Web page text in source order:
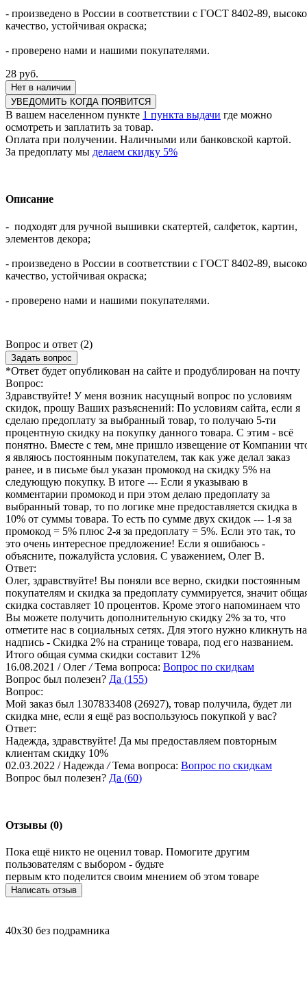
- произведено в России в соответствии с ГОСТ 8402-89,
качество, устойчивая окраска;
- проверено нами и нашими покупателями.
28 руб.
Нет в наличии
УВЕДОМИТЬ КОГДА ПОЯВИТСЯ
В вашем населенном пункте 1 пункта выдачи где можно
осмотреть и заплатить за товар.
Оплата при получении. Наличными или банковской картой.
За предоплату мы делаем скидку 5%
Описание
- подходят для ручной вышивки скатертей, салфеток, картин,
элементов декора;
- произведено в России в соответствии с ГОСТ 8402-89,
качество, устойчивая окраска;
- проверено нами и нашими покупателями.
Вопрос и ответ (2)
Задать вопрос
*Ответ будет опубликован на сайте и продублирован на почту
Вопрос:
Здравствуйте! У меня возник насущный вопрос по условиям
скидок, прошу Ваших разъяснений: По условиям сайта, если я
сделаю предоплату за выбранный товар, то получаю 5-ти
процентную скидку на покупку данного товара. С этим - всё
понятно. Вместе с тем, мне пришло извещение от Компании
я являюсь постоянным покупателем, так как уже делал заказ
ранее, и в письме был указан промокод на скидку 5% на
следующую покупку. В итоге --- Если я указываю в
комментарии промокод и при этом делаю предоплату за
выбранный товар, то по логике мне предоставляется скидка в
10% от суммы товара. То есть по сумме двух скидок --- 1-я за
промокод = 5% плюс 2-я за предоплату = 5%. Если это так, то
это очень интересное предложение! Если я ошибаюсь -
объясните, пожалуйста условия. С уважением, Олег В.
Ответ:
Олег, здравствуйте! Вы поняли все верно, скидки постоянным
покупателям и скидка за предоплату суммируется, значит
скидка составляет 10 процентов. Кроме этого напоминаем что
Вы можете получить дополнительную скидку 2% за то, что
отметите нас в социальных сетях. Для этого нужно кликнуть на
надпись - Скидка 2% на странице товара, под его названием.
Итого общая сумма скидки составит 12%
16.08.2021 / Олег / Тема вопроса: Вопрос по скидкам
Вопрос был полезен? Да (155)
Вопрос:
Мой заказ был 1307833408 (26927), товар получила, будет ли
скидка мне, если я ещё раз воспользуюсь покупкой у вас?
Ответ:
Надежда, здравствуйте! Да мы предоставляем повторным
клиентам скидку 10%
02.03.2022 / Надежда / Тема вопроса: Вопрос по скидкам
Вопрос был полезен? Да (60)
Отзывы (0)
Пока ещё никто не оценил товар. Помогите другим
пользователям с выбором - будьте
первым кто поделится своим мнением об этом товаре
Написать отзыв
40х30 без подрамника